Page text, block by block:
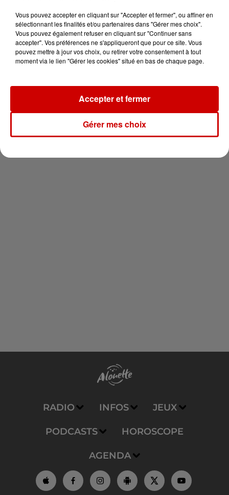
Destination Vacances : inscrivez-
vous !
Newsletter
RADIO INFOS JEUX
PODCASTS HOROSCOPE
AGENDA
Vous pouvez accepter en cliquant sur "Accepter et fermer", ou affiner en
sélectionnant les finalités et/ou partenaires dans "Gérer mes choix".
Vous pouvez également refuser en cliquant sur "Continuer sans
accepter". Vos préférences ne s'appliqueront que pour ce site. Vous
pouvez mettre à jour vos choix, ou retirer votre consentement à tout
moment via le lien "Gérer les cookies" situé en bas de chaque page.
Gérer mes choix
Accepter et fermer